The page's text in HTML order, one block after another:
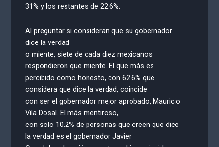
31% y los restantes de 22.6%.
Al preguntar si consideran que su gobernador
dice la verdad
o miente, siete de cada diez mexicanos
respondieron que miente. El que más es
percibido como honesto, con 62.6% que
considera que dice la verdad, coincide
con ser el gobernador mejor aprobado, Mauricio
Vila Dosal. El más mentiroso,
con solo 10.2% de personas que creen que dice
la verdad es el gobernador Javier